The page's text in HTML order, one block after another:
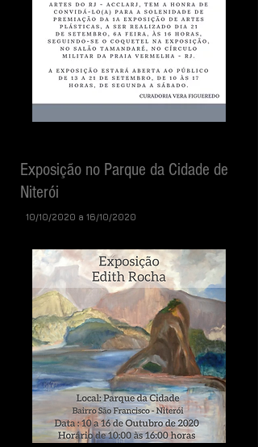
Exposição no Parque da Cidade de
Niterói
10/10/2020 a 16/10/2020